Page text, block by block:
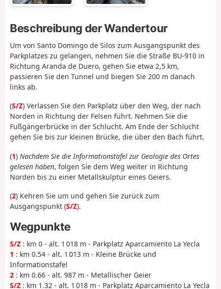
Beschreibung der Wandertour
Um von Santo Domingo de Silos zum Ausgangspunkt des
Parkplatzes zu gelangen, nehmen Sie die Straße BU-910 in
Richtung Aranda de Duero, gehen Sie etwa 2,5 km,
passieren Sie den Tunnel und biegen Sie 200 m danach
links ab.
(S/Z) Verlassen Sie den Parkplatz über den Weg, der nach
Norden in Richtung der Felsen führt. Nehmen Sie die
Fußgängerbrücke in der Schlucht. Am Ende der Schlucht
gehen Sie bis zur kleinen Brücke, die über den Bach führt.
(1) Nachdem Sie die Informationstafel zur Geologie des Ortes
gelesen haben, folgen Sie dem Weg weiter in Richtung
Norden bis zu einer Metallskulptur eines Geiers.
(2) Kehren Sie um und gehen Sie zurück zum
Ausgangspunkt (S/Z).
Wegpunkte
S/Z : km 0 - alt. 1 018 m - Parkplatz Aparcamiento La Yecla
1 : km 0.54 - alt. 1 013 m - Kleine Brücke und
Informationstafel
2 : km 0.66 - alt. 987 m - Metallischer Geier
S/Z : km 1.32 - alt. 1 018 m - Parkplatz Aparcamiento La Yecla